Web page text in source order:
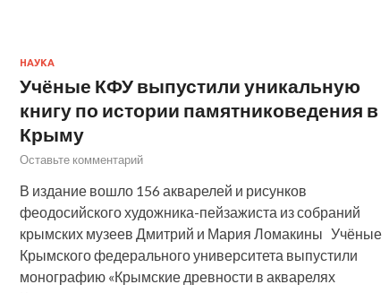
НАУКА
Учёные КФУ выпустили уникальную
книгу по истории памятниковедения в
Крыму
Оставьте комментарий
В издание вошло 156 акварелей и рисунков
феодосийского художника-пейзажиста из собраний
крымских музеев Дмитрий и Мария Ломакины Учёные
Крымского федерального университета выпустили
монографию «Крымские древности в акварелях